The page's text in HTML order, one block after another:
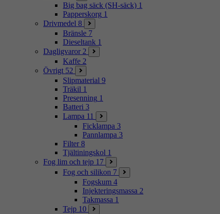
Big bag säck (SH-säck) 1
Papperskorg 1
Drivmedel 8
Bränsle 7
Dieseltank 1
Dagligvaror 2
Kaffe 2
Övrigt 52
Slipmaterial 9
Träkil 1
Presenning 1
Batteri 3
Lampa 11
Ficklampa 3
Pannlampa 3
Filter 8
Tjältiningskol 1
Fog lim och tejp 17
Fog och silikon 7
Fogskum 4
Injekteringsmassa 2
Takmassa 1
Tejp 10